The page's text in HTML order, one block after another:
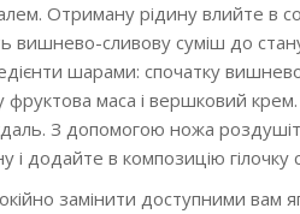
Отриману рідину влийте в
вишнево-сливову суміш до
шарами: спочатку
маса і вершковий крем.
З допомогою ножа
додайте в композицію гілочку
замінити доступними